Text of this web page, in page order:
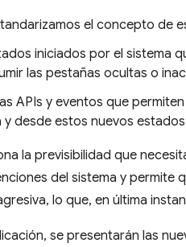
el concepto de
iniciados por el sistema
las pestañas ocultas o
APIs y eventos que
desde estos nuevos
la previsibilidad que
del sistema y permite
lo que, en última
se presentarán las